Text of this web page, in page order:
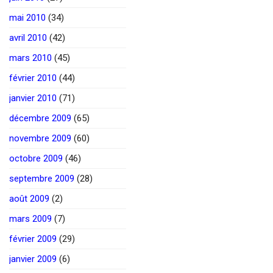
mai 2010 (34)
avril 2010 (42)
mars 2010 (45)
février 2010 (44)
janvier 2010 (71)
décembre 2009 (65)
novembre 2009 (60)
octobre 2009 (46)
septembre 2009 (28)
août 2009 (2)
mars 2009 (7)
février 2009 (29)
janvier 2009 (6)